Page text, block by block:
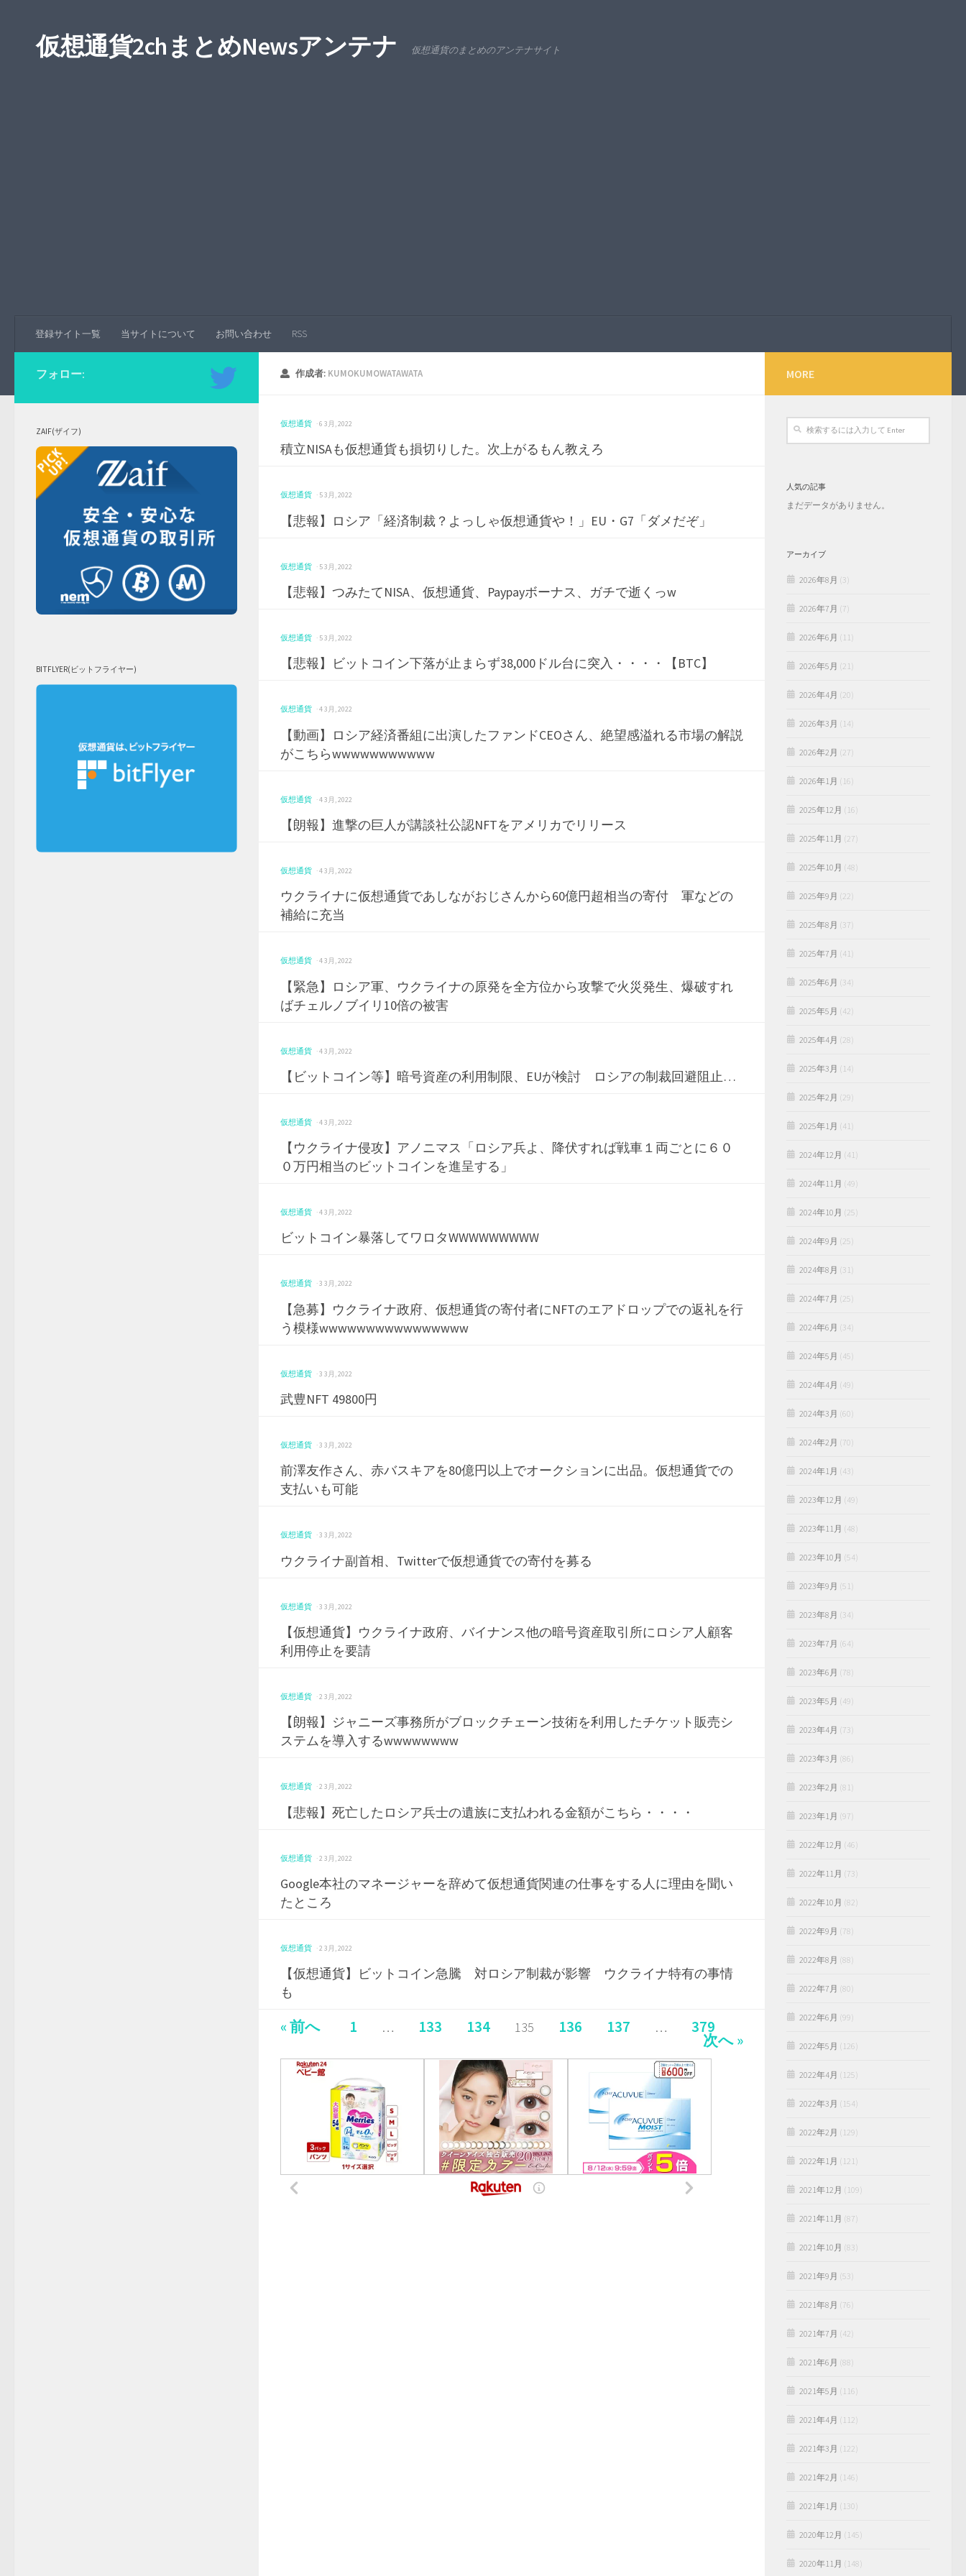
仮想通貨2chまとめNewsアンテナ 仮想通貨のまとめのアンテナサイト
登録サイト一覧 当サイトについて お問い合わせ RSS
作成者: KUMOKUMOWATAWATA
仮想通貨 · 6 3月, 2022
積立NISAも仮想通貨も損切りした。次上がるもん教えろ
仮想通貨 · 5 3月, 2022
【悲報】ロシア「経済制裁？よっしゃ仮想通貨や！」EU・G7「ダメだぞ」
仮想通貨 · 5 3月, 2022
【悲報】つみたてNISA、仮想通貨、Paypayボーナス、ガチで逝くっw
仮想通貨 · 5 3月, 2022
【悲報】ビットコイン下落が止まらず38,000ドル台に突入・・・・【BTC】
仮想通貨 · 4 3月, 2022
【動画】ロシア経済番組に出演したファンドCEOさん、絶望感溢れる市場の解説
がこちらwwwwwwwwwww
仮想通貨 · 4 3月, 2022
【朗報】進撃の巨人が講談社公認NFTをアメリカでリリース
仮想通貨 · 4 3月, 2022
ウクライナに仮想通貨であしながおじさんから60億円超相当の寄付 軍などの
補給に充当
仮想通貨 · 4 3月, 2022
【緊急】ロシア軍、ウクライナの原発を全方位から攻撃で火災発生、爆破すれ
ばチェルノブイリ10倍の被害
仮想通貨 · 4 3月, 2022
【ビットコイン等】暗号資産の利用制限、EUが検討 ロシアの制裁回避阻止…
仮想通貨 · 4 3月, 2022
【ウクライナ侵攻】アノニマス「ロシア兵よ、降伏すれば戦車１両ごとに６０
０万円相当のビットコインを進呈する」
仮想通貨 · 4 3月, 2022
ビットコイン暴落してワロタWWWWWWWWW
仮想通貨 · 3 3月, 2022
【急募】ウクライナ政府、仮想通貨の寄付者にNFTのエアドロップでの返礼を行
う模様wwwwwwwwwwwwwwww
仮想通貨 · 3 3月, 2022
武豊NFT 49800円
仮想通貨 · 3 3月, 2022
前澤友作さん、赤バスキアを80億円以上でオークションに出品。仮想通貨での
支払いも可能
仮想通貨 · 3 3月, 2022
ウクライナ副首相、Twitterで仮想通貨での寄付を募る
仮想通貨 · 3 3月, 2022
【仮想通貨】ウクライナ政府、バイナンス他の暗号資産取引所にロシア人顧客
利用停止を要請
仮想通貨 · 2 3月, 2022
【朗報】ジャニーズ事務所がブロックチェーン技術を利用したチケット販売シ
ステムを導入するwwwwwwww
仮想通貨 · 2 3月, 2022
【悲報】死亡したロシア兵士の遺族に支払われる金額がこちら・・・・
仮想通貨 · 2 3月, 2022
Google本社のマネージャーを辞めて仮想通貨関連の仕事をする人に理由を聞い
たところ
仮想通貨 · 2 3月, 2022
【仮想通貨】ビットコイン急騰 対ロシア制裁が影響 ウクライナ特有の事情
も
« 前へ 1 … 133 134 135 136 137 … 379
次へ »
フォロー:
ZAIF(ザイフ)
BITFLYER(ビットフライヤー)
MORE
人気の記事
まだデータがありません。
アーカイブ
2026年8月 (3)
2026年7月 (7)
2026年6月 (11)
2026年5月 (21)
2026年4月 (20)
2026年3月 (14)
2026年2月 (27)
2026年1月 (16)
2025年12月 (16)
2025年11月 (27)
2025年10月 (48)
2025年9月 (22)
2025年8月 (37)
2025年7月 (41)
2025年6月 (34)
2025年5月 (42)
2025年4月 (28)
2025年3月 (14)
2025年2月 (29)
2025年1月 (41)
2024年12月 (41)
2024年11月 (49)
2024年10月 (25)
2024年9月 (25)
2024年8月 (31)
2024年7月 (25)
2024年6月 (34)
2024年5月 (45)
2024年4月 (49)
2024年3月 (60)
2024年2月 (70)
2024年1月 (43)
2023年12月 (49)
2023年11月 (48)
2023年10月 (54)
2023年9月 (51)
2023年8月 (34)
2023年7月 (64)
2023年6月 (78)
2023年5月 (49)
2023年4月 (73)
2023年3月 (86)
2023年2月 (81)
2023年1月 (97)
2022年12月 (46)
2022年11月 (73)
2022年10月 (82)
2022年9月 (78)
2022年8月 (88)
2022年7月 (80)
2022年6月 (99)
2022年5月 (126)
2022年4月 (125)
2022年3月 (154)
2022年2月 (129)
2022年1月 (121)
2021年12月 (109)
2021年11月 (87)
2021年10月 (83)
2021年9月 (53)
2021年8月 (76)
2021年7月 (42)
2021年6月 (88)
2021年5月 (116)
2021年4月 (112)
2021年3月 (122)
2021年2月 (146)
2021年1月 (130)
2020年12月 (145)
2020年11月 (148)